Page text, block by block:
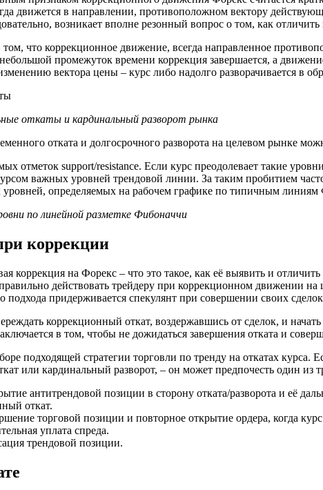
движется в направлении, противоположном вектору
возникает вполне резонный вопрос о том, как
что коррекционное движение, всегда направленное
промежуток времени коррекция завершается, а
вектора цены – курс либо надолго разворачивается в
откаты и кардинальный разворот рынка
отката и долгосрочного разворота на целевом рынке
отметок support/resistance. Если курс преодолевает такие
важных уровней трендовой линии. За таким пробитием
определяемых на рабочем графике по типичным линиям
по линейной разметке Фибоначчи
коррекции
коррекция на Форекс – что это такое, как её выявить и
действовать трейдеру при коррекционном движении
подхода придерживается спекулянт при совершении своих
коррекционный откат, воздержавшись от сделок, и
в том, чтобы не дожидаться завершения отката и
подходящей стратегии торговли по тренду на откатах курса.
или кардинальный разворот, – он может предпочесть один из
антитрендовой позиции в сторону отката/разворота и её
откат.
торговой позиции и повторное открытие ордера, когда
уплата спреда.
трендовой позиции.